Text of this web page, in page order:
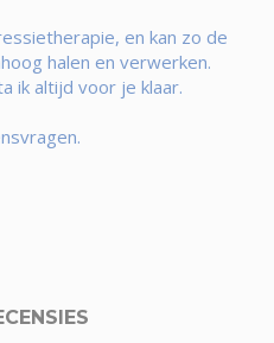
en kan zo de
halen en verwerken.
ik altijd voor je klaar.